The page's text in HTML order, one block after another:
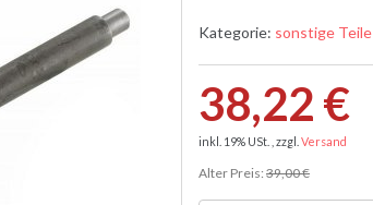
Kategorie: sonstige Teile
38,22 €
inkl. 19% USt. , zzgl. Versand
Alter Preis: 39,00 €